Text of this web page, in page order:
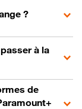
?
à la
de